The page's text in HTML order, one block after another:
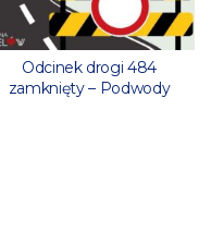
Odcinek drogi 484
zamknięty – Podwody